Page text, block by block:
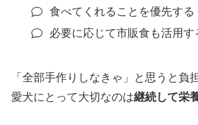
食べてくれることを優先する
必要に応じて市販食も活用す
「全部手作りしなきゃ」と思うと負
愛犬にとって大切なのは継続して栄